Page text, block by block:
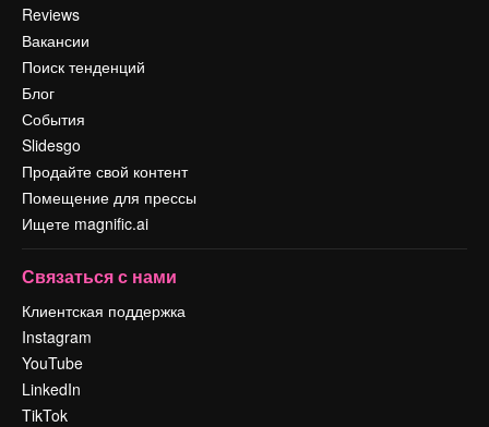
Reviews
Вакансии
Поиск тенденций
Блог
События
Slidesgo
Продайте свой контент
Помещение для прессы
Ищете magnific.ai
Связаться с нами
Клиентская поддержка
Instagram
YouTube
LinkedIn
TikTok